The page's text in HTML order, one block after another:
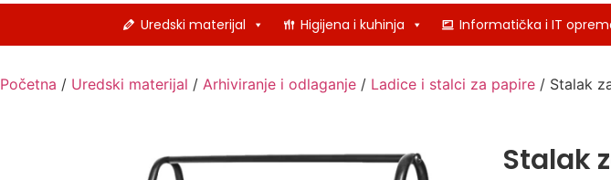
Uredski materijal Higijena i kuhinja Informatička i IT
Početna / Uredski materijal / Arhiviranje i odlaganje / Ladice i stalci za papire / Stalak
Stalak